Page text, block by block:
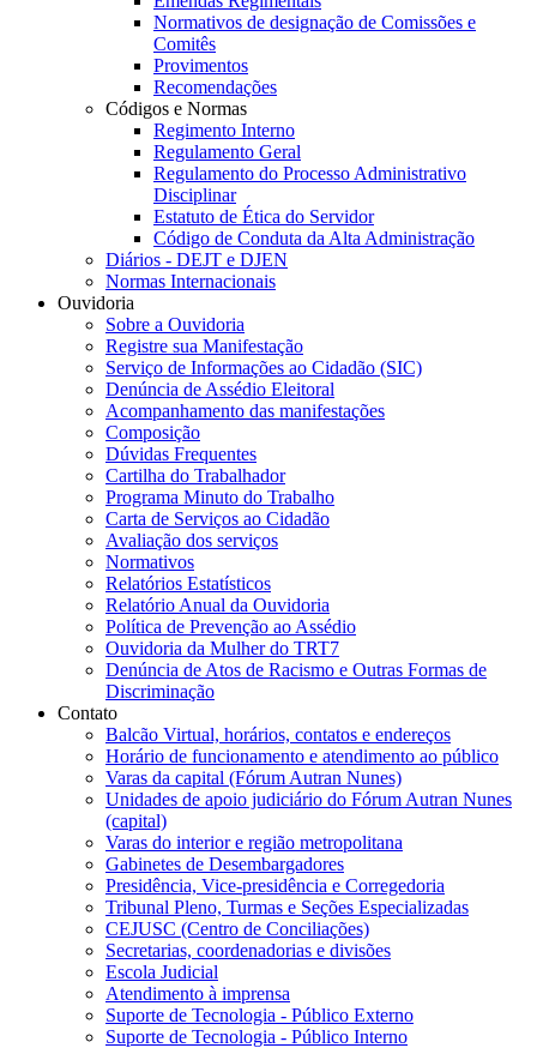
Normativos de designação de Comissões e
Comitês
Provimentos
Recomendações
Códigos e Normas
Regimento Interno
Regulamento Geral
Regulamento do Processo Administrativo
Disciplinar
Estatuto de Ética do Servidor
Código de Conduta da Alta Administração
Diários - DEJT e DJEN
Normas Internacionais
Ouvidoria
Sobre a Ouvidoria
Registre sua Manifestação
Serviço de Informações ao Cidadão (SIC)
Denúncia de Assédio Eleitoral
Acompanhamento das manifestações
Composição
Dúvidas Frequentes
Cartilha do Trabalhador
Programa Minuto do Trabalho
Carta de Serviços ao Cidadão
Avaliação dos serviços
Normativos
Relatórios Estatísticos
Relatório Anual da Ouvidoria
Política de Prevenção ao Assédio
Ouvidoria da Mulher do TRT7
Denúncia de Atos de Racismo e Outras Formas de
Discriminação
Contato
Balcão Virtual, horários, contatos e endereços
Horário de funcionamento e atendimento ao público
Varas da capital (Fórum Autran Nunes)
Unidades de apoio judiciário do Fórum Autran Nunes
(capital)
Varas do interior e região metropolitana
Gabinetes de Desembargadores
Presidência, Vice-presidência e Corregedoria
Tribunal Pleno, Turmas e Seções Especializadas
CEJUSC (Centro de Conciliações)
Secretarias, coordenadorias e divisões
Escola Judicial
Atendimento à imprensa
Suporte de Tecnologia - Público Externo
Suporte de Tecnologia - Público Interno